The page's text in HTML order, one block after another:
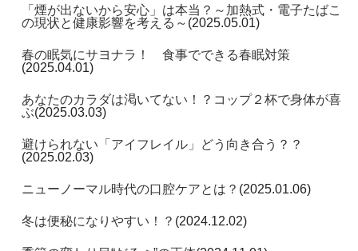
「煙が出ないから安心」は本当？～加熱式・電子たばこ
の現状と健康影響を考える～ (2025.05.01)
春の眠気にサヨナラ！ 食事でできる春眠対策
(2025.04.01)
あなたのカラダは渇いてない！？コップ２杯で身体が喜
ぶ(2025.03.03)
避けられない「アイフレイル」どう向き合う？？
(2025.02.03)
ニューノーマル時代の口腔ケアとは？ (2025.01.06)
冬は便秘になりやすい！？ (2024.12.02)